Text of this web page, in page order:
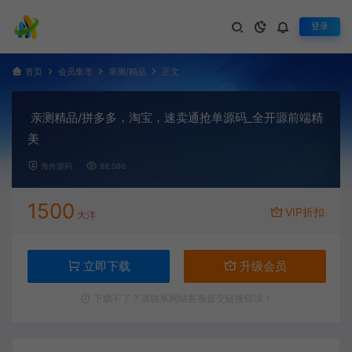
登录
首页 会员集市 亲测/精品 正文
亲测精品/拼多多，淘宝，速卖通抢单源码_全开源前端精
美
海外源码 88,086
1500 大洋 VIP折扣
立即下载 升级会员